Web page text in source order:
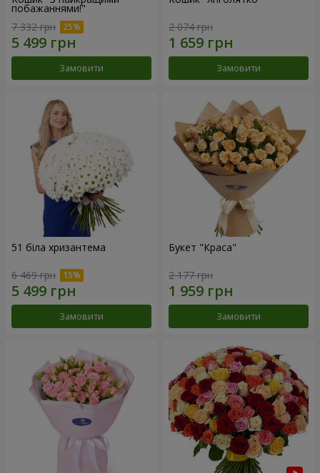
побажаннями!"
7 332 грн
Замовити
2 074 грн
Замовити
51 біла хризантема
6 469 грн
Замовити
Букет "Краса"
2 177 грн
Замовити